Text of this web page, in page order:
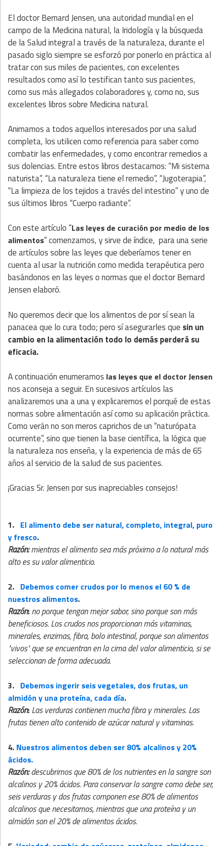
El doctor Bernard Jensen, una autoridad mundial en el
campo de la Medicina natural, la Iridología y la búsqueda
de la Salud integral a través de la naturaleza, durante el
pasado siglo siempre se esforzó por ponerlo en práctica al
tratar con sus miles de pacientes, con excelentes
resultados como así lo testifican tanto sus pacientes,
como sus más allegados colaboradores y, como no, sus
excelentes libros sobre Medicina natural.
Animamos a todos aquellos interesados por una salud
completa, los utilicen como referencia para saber como
combatir las enfermedades, y como encontrar remedios a
sus dolencias. Entre estos libros destacamos: “Mi sistema
naturista”, “La naturaleza tiene el remedio”, “Jugoterapia”,
“La limpieza de los tejidos a través del intestino” y uno de
sus últimos libros “Cuerpo radiante”.
Con este artículo “Las leyes de curación por medio de los
alimentos” comenzamos, y sirve de índice, para una serie
de artículos sobre las leyes que deberíamos tener en
cuenta al usar la nutrición como medida terapéutica pero
basándonos en las leyes o normas que el doctor Bernard
Jensen elaboró.
No queremos decir que los alimentos de por sí sean la
panacea que lo cura todo; pero sí asegurarles que sin un
cambio en la alimentación todo lo demás perderá su
eficacia.
A continuación enumeramos las leyes que el doctor Jensen
nos aconseja a seguir. En sucesivos artículos las
analizaremos una a una y explicaremos el porqué de estas
normas sobre alimentación así como su aplicación práctica.
Como verán no son meros caprichos de un “naturópata
ocurrente”, sino que tienen la base científica, la lógica que
la naturaleza nos enseña, y la experiencia de más de 65
años al servicio de la salud de sus pacientes.
¡Gracias Sr. Jensen por sus inapreciables consejos!
1. El alimento debe ser natural, completo, integral, puro
y fresco.
Razón:mientras el alimento sea más próximo a lo natural más
alto es su valor alimenticio.
2. Debemos comer crudos por lo menos el 60 % de
nuestros alimentos.
Razón:no porque tengan mejor sabor, sino porque son más
beneficiosos. Los crudos nos proporcionan más vitaminas,
minerales, enzimas, fibra, bolo intestinal, porque son alimentos
"vivos" que se encuentran en la cima del valor alimenticio, si se
seleccionan de forma adecuada.
3. Debemos ingerir seis vegetales, dos frutas, un
almidón y una proteína, cada día.
Razón:Las verduras contienen mucha fibra y minerales. Las
frutas tienen alto contenido de azúcar natural y vitaminas.
4. Nuestros alimentos deben ser 80% alcalinos y 20%
ácidos.
Razón:descubrimos que 80% de los nutrientes en la sangre son
alcalinos y 20% ácidos. Para conservar la sangre como debe ser,
seis verduras y dos frutas componen ese 80% de alimentos
alcalinos que necesitamos, mientras que una proteína y un
almidón son el 20% de alimentos ácidos.